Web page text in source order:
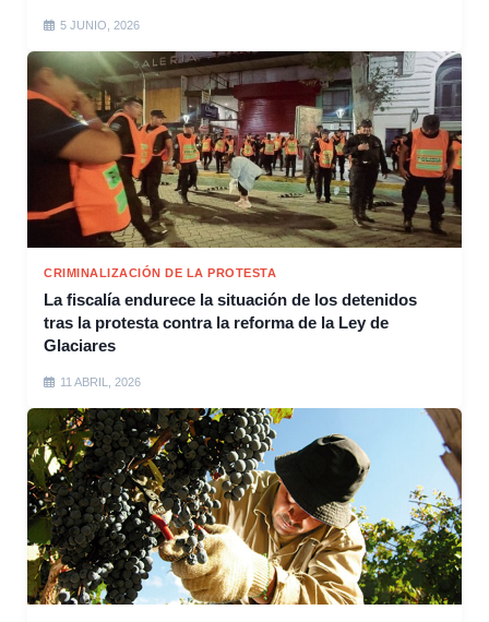
5 JUNIO, 2026
CRIMINALIZACIÓN DE LA PROTESTA
La fiscalía endurece la situación de los detenidos
tras la protesta contra la reforma de la Ley de
Glaciares
11 ABRIL, 2026